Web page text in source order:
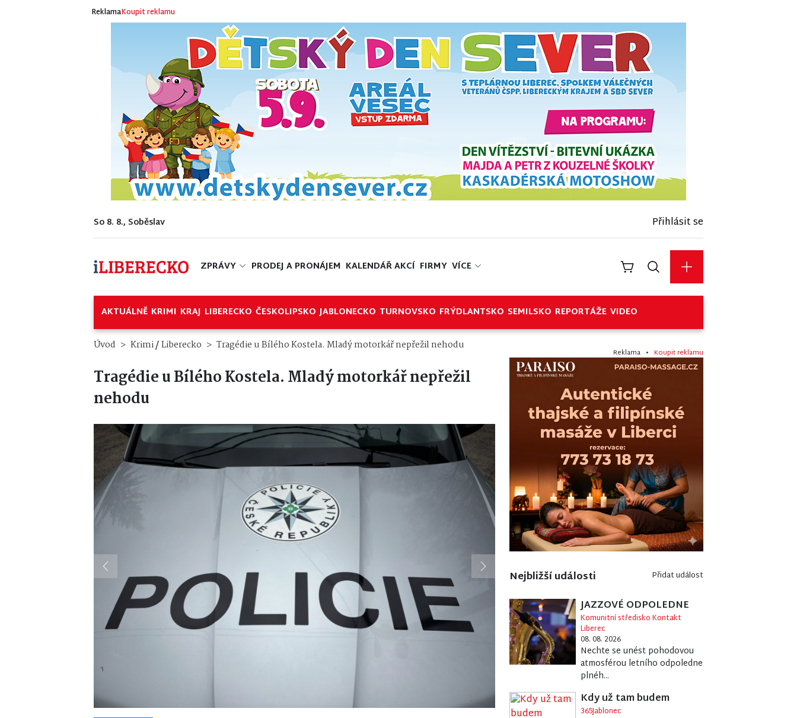
ReklamaKoupit reklamu
So 8. 8., Soběslav Přihlásit se
ZPRÁVY PRODEJ A PRONÁJEM KALENDÁŘ AKCÍ FIRMY VÍCE
AKTUÁLNĚ KRIMI KRAJ LIBERECKO ČESKOLIPSKO JABLONECKO TURNOVSKO FRÝDLANTSKO SEMILSKO REPORTÁŽE VIDEO
Úvod Krimi/Liberecko Tragédie u Bílého Kostela. Mladý motorkář nepřežil nehodu
Tragédie u Bílého Kostela. Mladý motorkář nepřežil
nehodu
Previous Next
Reklama • Koupit reklamu
Nejbližší události Přidat událost
JAZZOVÉ ODPOLEDNE
Komunitní středisko Kontakt
Liberec
08. 08. 2026
Nechte se unést pohodovou
atmosférou letního odpoledne
plnéh...
Kdy už tam budem
365Jablonec